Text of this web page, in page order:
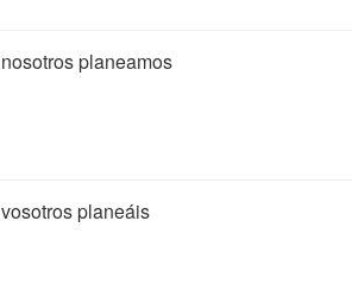
nosotros planeamos
vosotros planeáis